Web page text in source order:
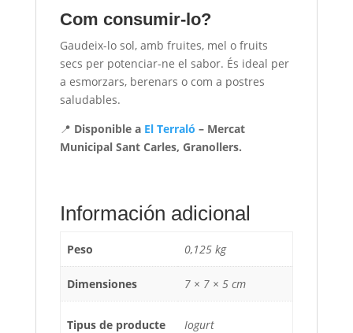
Com consumir-lo?
Gaudeix-lo sol, amb fruites, mel o fruits
secs per potenciar-ne el sabor. És ideal per
a esmorzars, berenars o com a postres
saludables.
📍 Disponible a El Terraló – Mercat
Municipal Sant Carles, Granollers.
Información adicional
Peso 0,125 kg
Dimensiones 7 × 7 × 5 cm
Tipus de producte Iogurt